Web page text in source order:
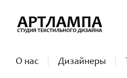
О нас Дизайнеры